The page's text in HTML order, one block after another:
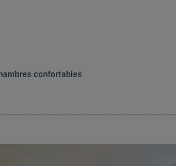
confortables